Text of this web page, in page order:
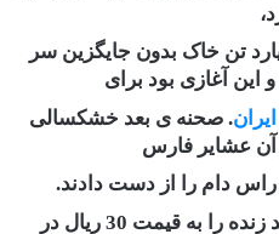
تن خاک بدون جایگزین سر
این آغازی بود برای
. صحنه ی بعد خشکسالی
راس دام را از دست دادند.
در روز 28 اسفند 1349 گوسفند زنده را به قیمت 30 ریال در